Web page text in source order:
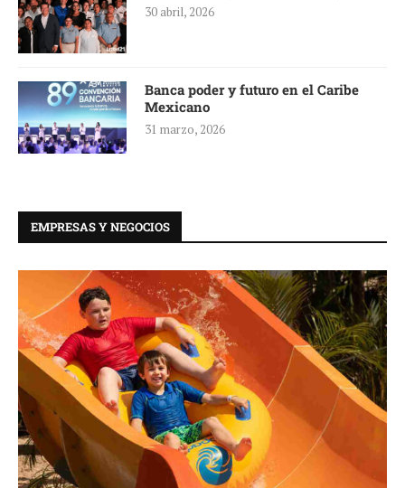
30 abril, 2026
Banca poder y futuro en el Caribe
Mexicano
31 marzo, 2026
EMPRESAS Y NEGOCIOS